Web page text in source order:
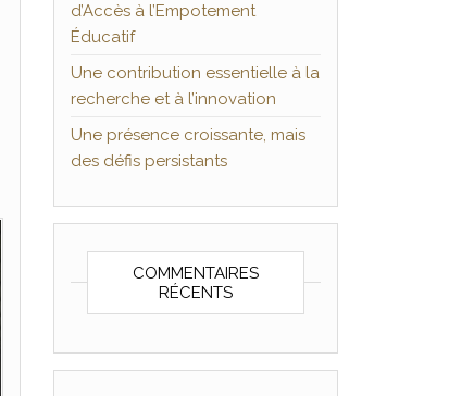
d’Accès à l’Empotement
Éducatif
Une contribution essentielle à la
recherche et à l’innovation
Une présence croissante, mais
des défis persistants
COMMENTAIRES
RÉCENTS